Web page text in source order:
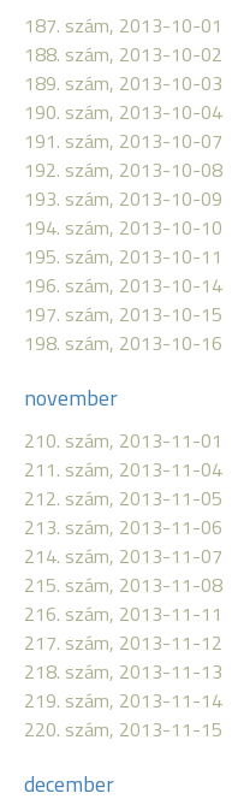
187. szám, 2013-10-01
188. szám, 2013-10-02
189. szám, 2013-10-03
190. szám, 2013-10-04
191. szám, 2013-10-07
192. szám, 2013-10-08
193. szám, 2013-10-09
194. szám, 2013-10-10
195. szám, 2013-10-11
196. szám, 2013-10-14
197. szám, 2013-10-15
198. szám, 2013-10-16
november
210. szám, 2013-11-01
211. szám, 2013-11-04
212. szám, 2013-11-05
213. szám, 2013-11-06
214. szám, 2013-11-07
215. szám, 2013-11-08
216. szám, 2013-11-11
217. szám, 2013-11-12
218. szám, 2013-11-13
219. szám, 2013-11-14
220. szám, 2013-11-15
december